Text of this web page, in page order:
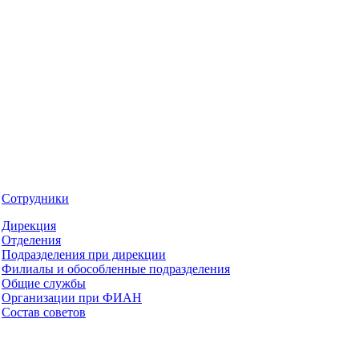
Сотрудники
Дирекция
Отделения
Подразделения при дирекции
Филиалы и обособленные подразделения
Общие службы
Организации при ФИАН
Состав советов